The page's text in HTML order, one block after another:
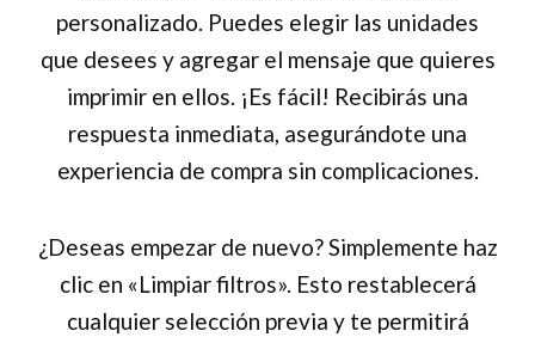
personalizado. Puedes elegir las unidades
que desees y agregar el mensaje que quieres
imprimir en ellos. ¡Es fácil! Recibirás una
respuesta inmediata, asegurándote una
experiencia de compra sin complicaciones.
¿Deseas empezar de nuevo? Simplemente haz
clic en «Limpiar filtros». Esto restablecerá
cualquier selección previa y te permitirá